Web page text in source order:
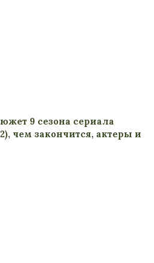
9 сезона сериала
чем закончится, актеры и